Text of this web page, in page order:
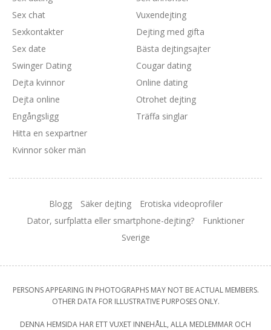
Sex chat
Sexkontakter
Sex date
Swinger Dating
Vuxendejting
Dejting med gifta
Bästa dejtingsajter
Cougar dating
Dejta kvinnor
Dejta online
Engångsligg
Hitta en sexpartner
Kvinnor söker män
Online dating
Otrohet dejting
Träffa singlar
Blogg Säker dejting
Erotiska videoprofiler
Dator, surfplatta eller smartphone-dejting?
Funktioner
Sverige
PERSONS APPEARING IN PHOTOGRAPHS MAY NOT BE ACTUAL MEMBERS.
OTHER DATA FOR ILLUSTRATIVE PURPOSES ONLY.
DENNA HEMSIDA HAR ETT VUXET INNEHÅLL, ALLA MEDLEMMAR OCH